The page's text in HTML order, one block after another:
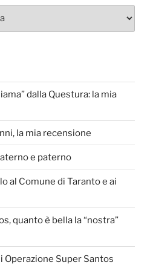
dalla Questura: la mia
la mia recensione
e paterno
al Comune di Taranto e ai
quanto è bella la “nostra”
Operazione Super Santos